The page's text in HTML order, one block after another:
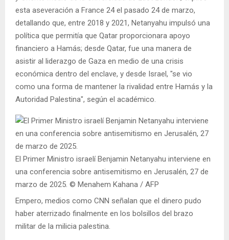
esta aseveración a France 24 el pasado 24 de marzo,
detallando que, entre 2018 y 2021, Netanyahu impulsó una
política que permitía que Qatar proporcionara apoyo
financiero a Hamás; desde Qatar, fue una manera de
asistir al liderazgo de Gaza en medio de una crisis
económica dentro del enclave, y desde Israel, "se vio
como una forma de mantener la rivalidad entre Hamás y la
Autoridad Palestina", según el académico.
El Primer Ministro israelí Benjamin Netanyahu interviene en
una conferencia sobre antisemitismo en Jerusalén, 27 de
marzo de 2025. © Menahem Kahana / AFP
Empero, medios como CNN señalan que el dinero pudo
haber aterrizado finalmente en los bolsillos del brazo
militar de la milicia palestina.